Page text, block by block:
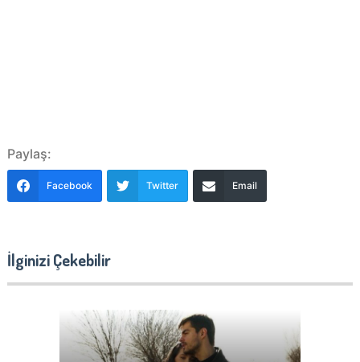
Paylaş:
Facebook Twitter Email
İlginizi Çekebilir